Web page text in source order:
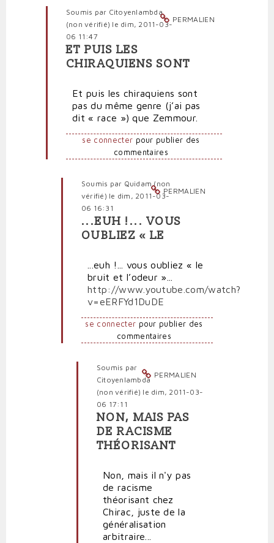
PERMALIEN
Soumis par Citoyenlambda
(non vérifié) le dim, 2011-03-
06 11:47
En
réponse
Faut
dire
que
ancien
ET PUIS LES
CHIRAQUIENS SONT
Et puis les chiraquiens sont
pas du même genre (j’ai pas
dit « race ») que Zemmour.
se connecter pour publier des
commentaires
PERMALIEN
Soumis par Quidam (non
vérifié) le dim, 2011-03-
06 16:31
En
réponse
puis
les
chiraquiens
par
Citoyenlambda
...EUH !... VOUS
OUBLIEZ « LE
...euh !... vous oubliez « le
bruit et l’odeur »...
http://www.youtube.com/watch?
v=eERFYd1DuDE
se connecter pour publier des
commentaires
PERMALIEN
Soumis par
Citoyenlambda
(non vérifié) le dim, 2011-03-
06 17:11
En
réponse
à
!...
vous
oubliez
par
NON, MAIS PAS
DE RACISME
THÉORISANT
Non, mais il n'y pas
de racisme
théorisant chez
Chirac, juste de la
généralisation
arbitraire...